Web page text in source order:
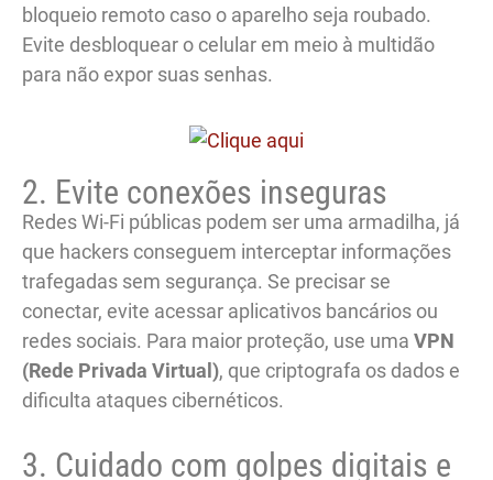
bloqueio remoto caso o aparelho seja roubado.
Evite desbloquear o celular em meio à multidão
para não expor suas senhas.
2. Evite conexões inseguras
Redes Wi-Fi públicas podem ser uma armadilha, já
que hackers conseguem interceptar informações
trafegadas sem segurança. Se precisar se
conectar, evite acessar aplicativos bancários ou
redes sociais. Para maior proteção, use uma VPN
(Rede Privada Virtual), que criptografa os dados e
dificulta ataques cibernéticos.
3. Cuidado com golpes digitais e